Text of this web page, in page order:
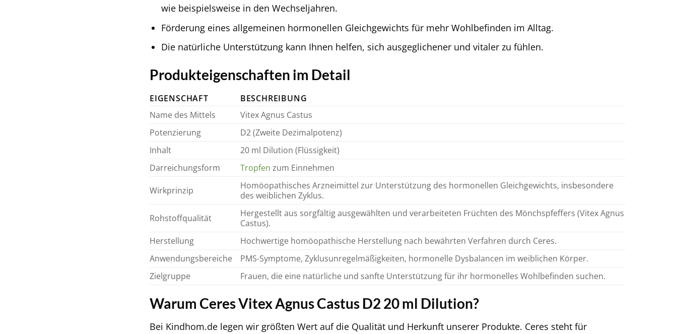
wie beispielsweise in den Wechseljahren.
Förderung eines allgemeinen hormonellen Gleichgewichts für mehr Wohlbefinden im Alltag.
Die natürliche Unterstützung kann Ihnen helfen, sich ausgeglichener und vitaler zu fühlen.
Produkteigenschaften im Detail
EIGENSCHAFT
BESCHREIBUNG
Name des Mittels
Vitex Agnus Castus
Potenzierung
D2 (Zweite Dezimalpotenz)
Inhalt
20 ml Dilution (Flüssigkeit)
Darreichungsform
Tropfen zum Einnehmen
Wirkprinzip
Homöopathisches Arzneimittel zur Unterstützung des hormonellen Gleichgewichts, insbesondere
des weiblichen Zyklus.
Rohstoffqualität
Hergestellt aus sorgfältig ausgewählten und verarbeiteten Früchten des Mönchspfeffers (Vitex Agnus
Castus).
Herstellung
Hochwertige homöopathische Herstellung nach bewährten Verfahren durch Ceres.
Anwendungsbereiche
PMS-Symptome, Zyklusunregelmäßigkeiten, hormonelle Dysbalancen im weiblichen Körper.
Zielgruppe
Frauen, die eine natürliche und sanfte Unterstützung für ihr hormonelles Wohlbefinden suchen.
Warum Ceres Vitex Agnus Castus D2 20 ml Dilution?
Bei Kindhom.de legen wir größten Wert auf die Qualität und Herkunft unserer Produkte. Ceres steht für